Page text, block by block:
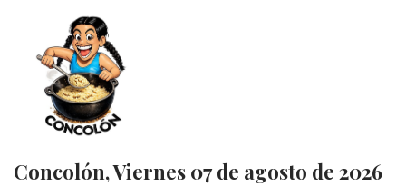
Concolón, Viernes 07 de agosto de 2026